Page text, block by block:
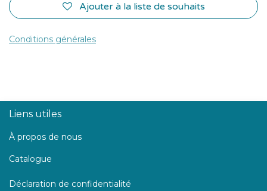
Ajouter à la liste de souhaits
Conditions générales
Liens utiles
À propos de nous
Catalogue
Déclaration de confidentialité